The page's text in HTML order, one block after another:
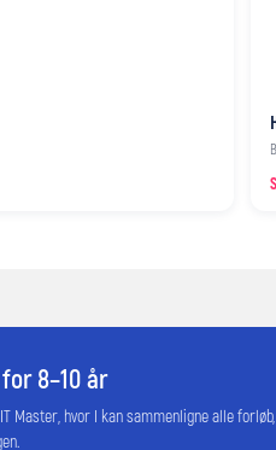
8–10 år
Master, hvor I kan sammenligne alle